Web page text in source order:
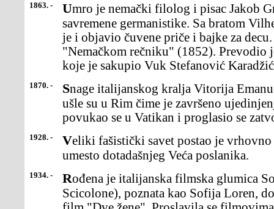
1863. - Umro je nemački filolog i pisac Jakob Grim (Grimm),osnivač
savremene germanistike. Sa bratom
je i objavio čuvene priče i bajke za
"Nemačkom rečniku" (1852). Prevodio
koje je sakupio Vuk Stefanović
1870. - Snage italijanskog kralja Vitorija Emanuela II (Vittorio Emmanuele)
ušle su u Rim čime je završeno
povukao se u Vatikan i proglasio se
1928. - Veliki fašistički savet postao je vrhovno zakonodavno telo u Italiji,
umesto dotadašnjeg Veća poslanika.
1934. - Rođena je italijanska filmska glumica Sofija Šikolone(Sofia
Scicolone), poznata kao Sofija Loren,